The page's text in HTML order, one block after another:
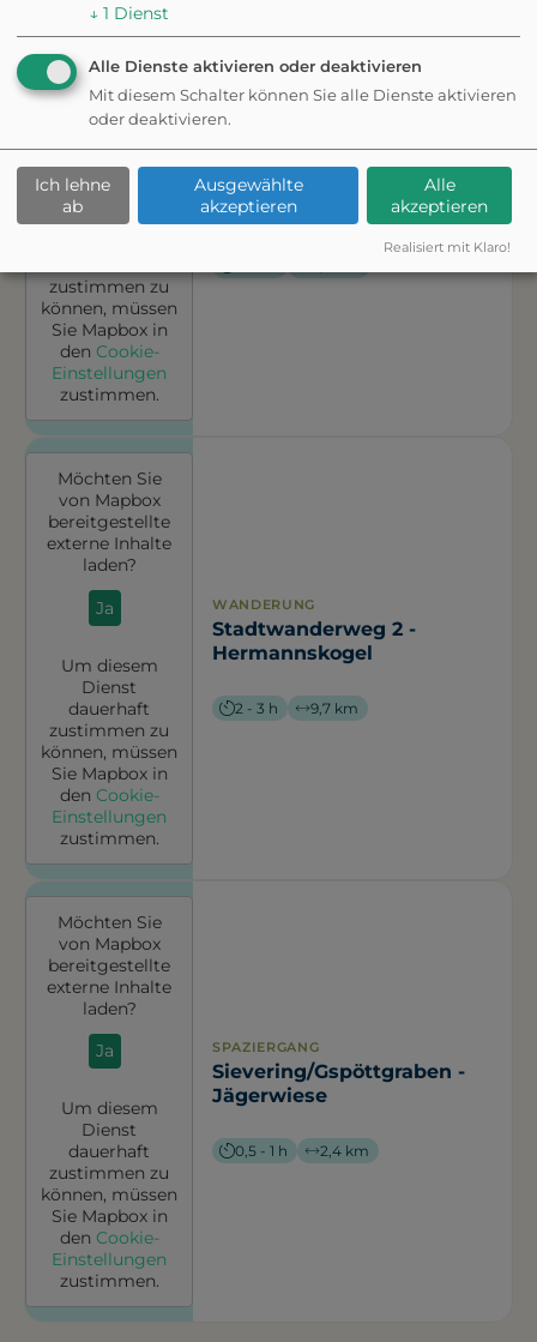
Möchten Sie
vonMapbox
bereitgestellte
externe Inhalte
laden?
Ja
Um diesem
zustimmen zu
können, müssen
Sie Mapboxin
den Cookie-
Einstellungen
zustimmen.
Stadtwanderweg 3 -
Hameau
Möchten Sie
von Mapbox
bereitgestellte
externe Inhalte
laden?
Ja
Um diesem
Dienst
dauerhaft
zustimmen zu
können, müssen
Sie Mapboxin
den Cookie-
Einstellungen
zustimmen.
WANDERUNG
Stadtwanderweg 2 -
Hermannskogel
2 - 3 h 9,7 km
Möchten Sie
von Mapbox
bereitgestellte
externe Inhalte
laden?
Ja
Um diesem
Dienst
dauerhaft
zustimmen zu
können, müssen
Sie Mapboxin
den Cookie-
Einstellungen
zustimmen.
SPAZIERGANG
Sievering/Gspöttgraben -
Jägerwiese
0,5 - 1 h 2,4 km
↓ 1 Dienst
Alle Dienste aktivieren oder deaktivieren
Mit diesem Schalter können Sie alle Dienste aktivieren
oder deaktivieren.
Ich lehne
ab
Ausgewählte
akzeptieren
Alle
akzeptieren
Realisiert mit Klaro!